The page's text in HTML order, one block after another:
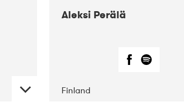
Aleksi Perälä
Finland